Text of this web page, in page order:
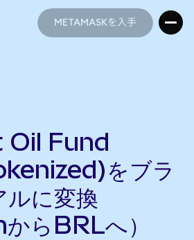
METAMASKを入手
Oil Fund
をブラ
ルに変換
らBRLへ）